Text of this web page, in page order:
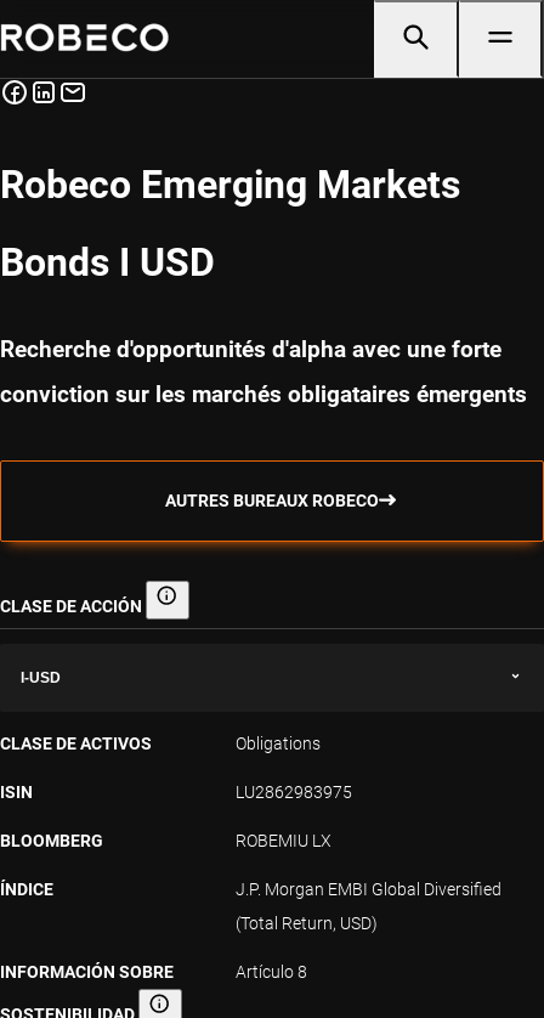
Robeco Emerging Markets
Bonds I USD
Recherche d'opportunités d'alpha avec une forte
conviction sur les marchés obligataires émergents
AUTRES BUREAUX ROBECO
CLASE DE ACCIÓN Clase de acción
I-USD
CLASE DE ACTIVOS Obligations
ISIN LU2862983975
BLOOMBERG ROBEMIU LX
ÍNDICE
J.P. Morgan EMBI Global Diversified
(Total Return, USD)
INFORMACIÓN SOBRE
SOSTENIBILIDAD
Artículo 8